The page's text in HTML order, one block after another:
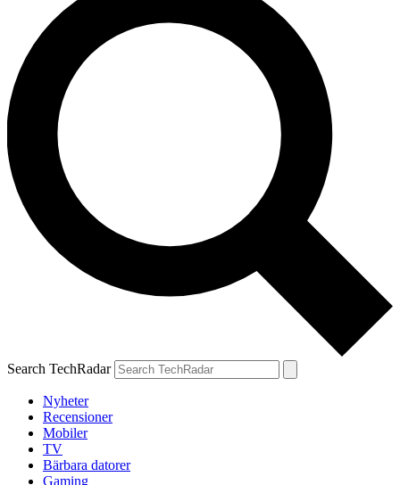
Search TechRadar
Nyheter
Recensioner
Mobiler
TV
Bärbara datorer
Gaming